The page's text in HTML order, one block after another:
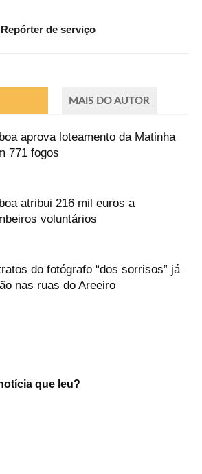
Repórter de serviço
MAIS DO AUTOR
aprova loteamento da Matinha
771 fogos
atribui 216 mil euros a
voluntários
do fotógrafo “dos sorrisos” já
nas ruas do Areeiro
que leu?